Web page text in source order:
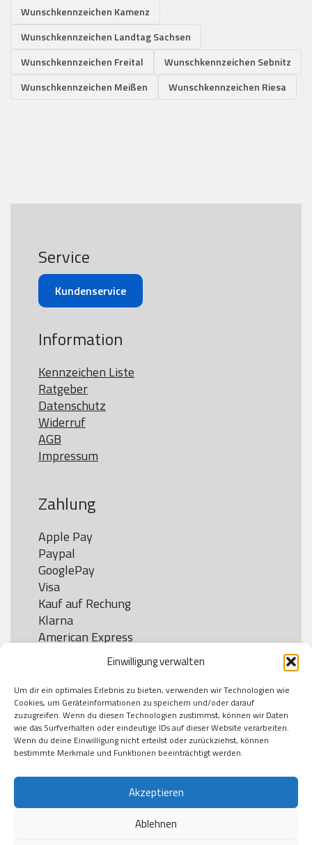
Einwilligung verwalten
Um dir ein optimales Erlebnis zu bieten, verwenden wir Technologien wie
Cookies, um Geräteinformationen zu speichern und/oder darauf
zuzugreifen. Wenn du diesen Technologien zustimmst, können wir Daten
wie das Surfverhalten oder eindeutige IDs auf dieser Website verarbeiten.
Wenn du deine Einwilligung nicht erteilst oder zurückziehst, können
bestimmte Merkmale und Funktionen beeinträchtigt werden.
Akzeptieren
Ablehnen
Wunschkennzeichen Kamenz
Wunschkennzeichen Landtag Sachsen
Wunschkennzeichen Freital
Wunschkennzeichen Sebnitz
Wunschkennzeichen Meißen
Wunschkennzeichen Riesa
Service
Kundenservice
Information
Kennzeichen Liste
Ratgeber
Datenschutz
Widerruf
AGB
Impressum
Zahlung
Apple Pay
Paypal
GooglePay
Visa
Kauf auf Rechung
Klarna
American Express
Versand
DHL
Klimaneutral